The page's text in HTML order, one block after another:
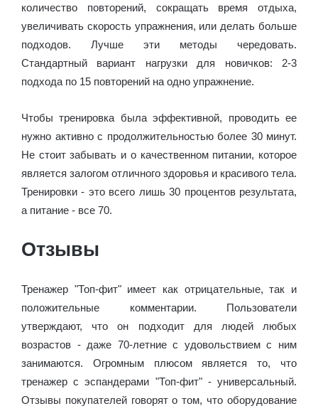
количество повторений, сокращать время отдыха,
увеличивать скорость упражнения, или делать больше
подходов. Лучше эти методы чередовать.
Стандартный вариант нагрузки для новичков: 2-3
подхода по 15 повторений на одно упражнение.
Чтобы тренировка была эффективной, проводить ее
нужно активно с продолжительностью более 30 минут.
Не стоит забывать и о качественном питании, которое
является залогом отличного здоровья и красивого тела.
Тренировки - это всего лишь 30 процентов результата,
а питание - все 70.
Отзывы
Тренажер "Топ-фит" имеет как отрицательные, так и
положительные комментарии. Пользователи
утверждают, что он подходит для людей любых
возрастов - даже 70-летние с удовольствием с ним
занимаются. Огромным плюсом является то, что
тренажер с эспандерами "Топ-фит" - универсальный.
Отзывы покупателей говорят о том, что оборудование